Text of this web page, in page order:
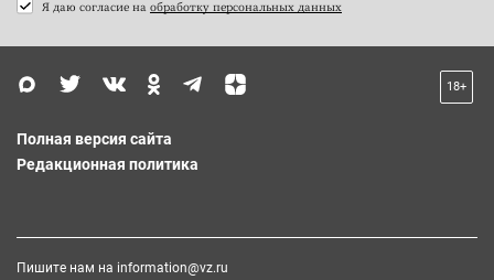
Я даю согласие на обработку персональных данных
18+
Полная версия сайта
Редакционная политика
Пишите нам на information@vz.ru